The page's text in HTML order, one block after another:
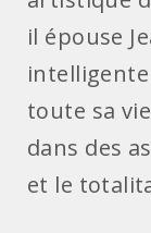
il épouse
toute sa
dans des
et le